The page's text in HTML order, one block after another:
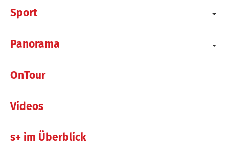
Sport
Panorama
OnTour
Videos
s+ im Überblick